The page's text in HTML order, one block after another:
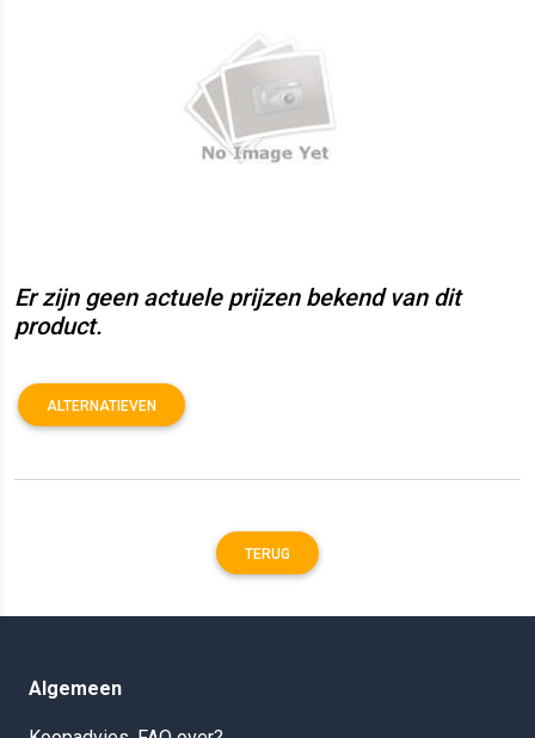
Er zijn geen actuele prijzen bekend van dit
product.
ALTERNATIEVEN
TERUG
Algemeen